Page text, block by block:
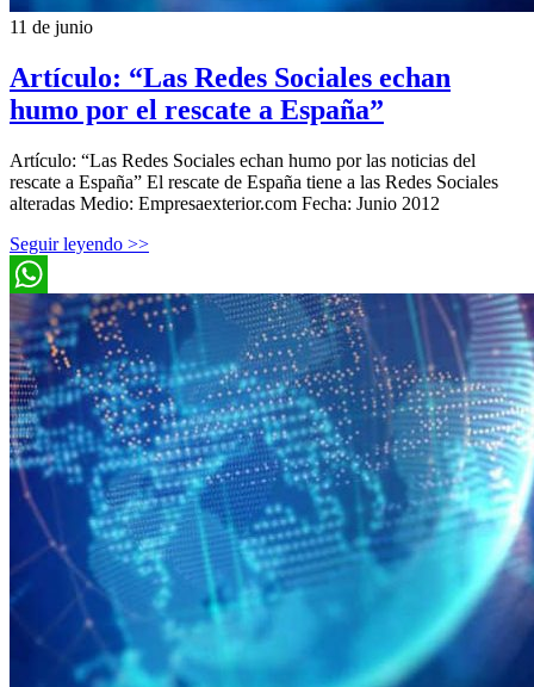
11 de junio
Artículo: “Las Redes Sociales echan
humo por el rescate a España”
Artículo: “Las Redes Sociales echan humo por las noticias del
rescate a España” El rescate de España tiene a las Redes Sociales
alteradas Medio: Empresaexterior.com Fecha: Junio 2012
Seguir leyendo >>
WhatsApp